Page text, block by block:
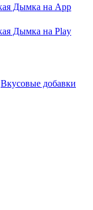
Вкусовые добавки